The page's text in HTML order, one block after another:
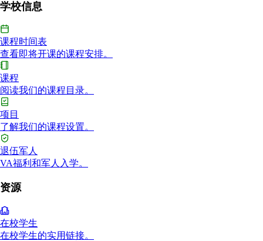
学校信息
课程时间表
查看即将开课的课程安排。
课程
阅读我们的课程目录。
项目
了解我们的课程设置。
退伍军人
VA福利和军人入学。
资源
在校学生
在校学生的实用链接。